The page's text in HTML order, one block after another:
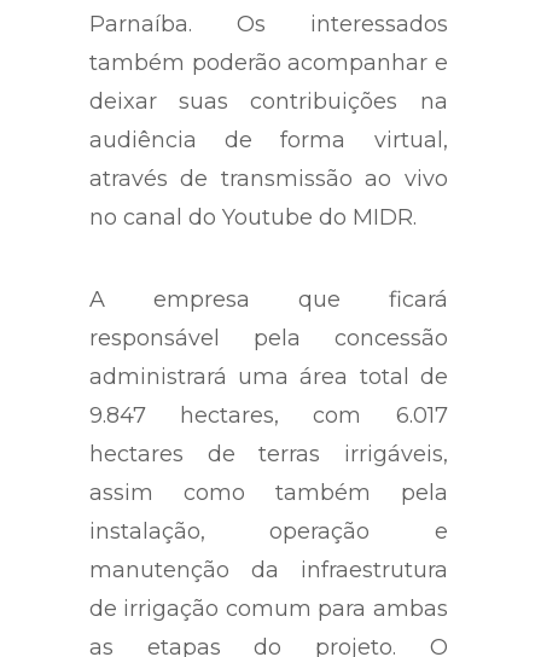
Parnaíba. Os interessados
também poderão acompanhar e
deixar suas contribuições na
audiência de forma virtual,
através de transmissão ao vivo
no canal do Youtube do MIDR.
A empresa que ficará
responsável pela concessão
administrará uma área total de
9.847 hectares, com 6.017
hectares de terras irrigáveis,
assim como também pela
instalação, operação e
manutenção da infraestrutura
de irrigação comum para ambas
as etapas do projeto. O